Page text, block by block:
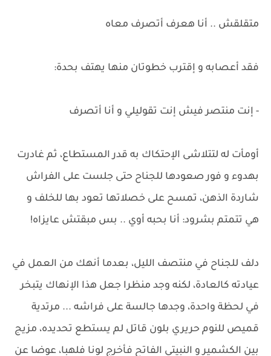
متقلقش .. أنا هعرف أتصرف معاه
فقد أعصابه و إقترب خطوتان منها يهتف بحدة:
- إنت منتصر فيش إنت تقوليلي و أنا أتصرف
أومأت له لتتلاشى الإحتكاك به قدر المستطاع، ثم غادرت
بهدوء و فور صعودها للجناح حتى جلست على الفراش
شاردة الذهن، تمسح على خصلاتها تعود بها للخلف و
هي تتمتم بشرود: أنا بحبه أوي .. بس مبقتش عايزاه!
دلف للجناح في منتصف الليل، بعدما أنهك من العمل في
عيادته كالعادة، لكنه وجد منظرا جعل هذا الإنهاك يتبخر
في لحظة واحدة، وجدها جالسة على فراشه ... مرتدية
قميص للنوم حريري بلون قاتل لم يستطع تحديده، مزيج
بين الكشمير و النبيتي الفاتح فأخرج لونا فلهبا، عوضا عن